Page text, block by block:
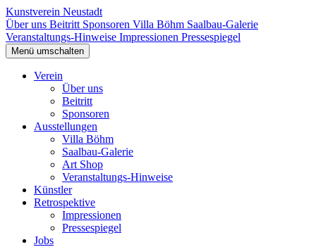
Kunstverein Neustadt
Über uns Beitritt Sponsoren Villa Böhm Saalbau-Galerie
Veranstaltungs-Hinweise Impressionen Pressespiegel
Menü umschalten
Verein
Über uns
Beitritt
Sponsoren
Ausstellungen
Villa Böhm
Saalbau-Galerie
Art Shop
Veranstaltungs-Hinweise
Künstler
Retrospektive
Impressionen
Pressespiegel
Jobs